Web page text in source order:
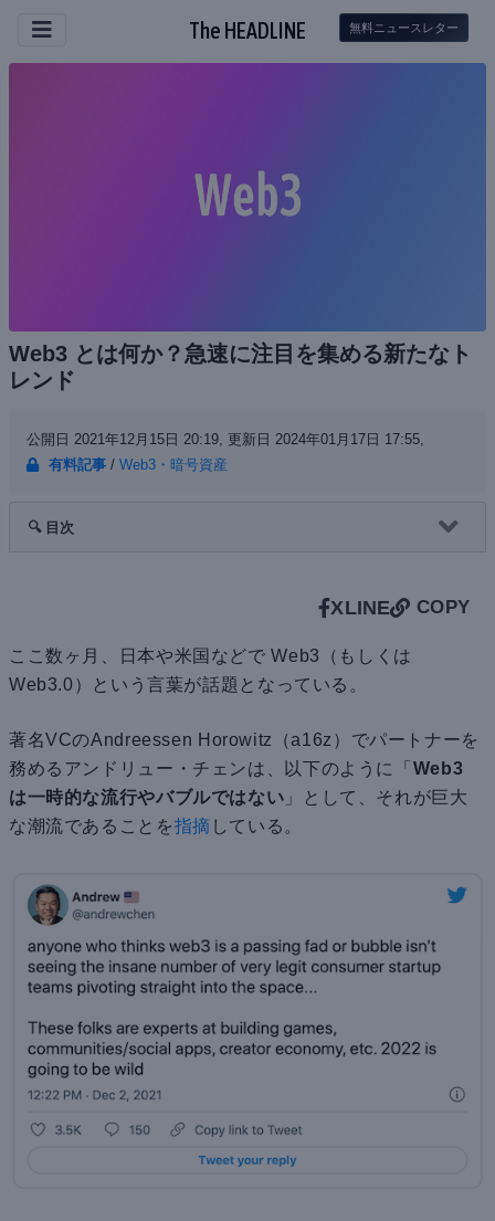
The HEADLINE 無料ニュースレター
Web3 とは何か？急速に注目を集める新たなト
レンド
公開日 2021年12月15日 20:19, 更新日 2024年01月17日 17:55,
有料記事 / Web3・暗号資産
🔍 目次
XLINE COPY
ここ数ヶ月、日本や米国などで Web3（もしくは
Web3.0）という言葉が話題となっている。
著名VCのAndreessen Horowitz（a16z）でパートナーを
務めるアンドリュー・チェンは、以下のように「 Web3
は一時的な流行やバブルではない 」として、それが巨大
な潮流であることを指摘 している。